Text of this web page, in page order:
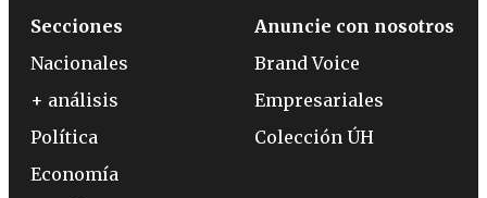
Secciones
Nacionales
+ análisis
Política
Economía
Anuncie con nosotros
Brand Voice
Empresariales
Colección ÚH